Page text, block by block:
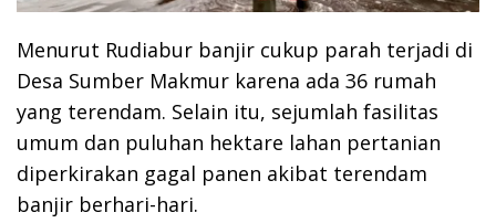
Menurut Rudiabur banjir cukup parah terjadi di
Desa Sumber Makmur karena ada 36 rumah
yang terendam. Selain itu, sejumlah fasilitas
umum dan puluhan hektare lahan pertanian
diperkirakan gagal panen akibat terendam
banjir berhari-hari.